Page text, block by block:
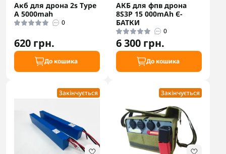
Акб для дрона 2s Type
A 5000mah
0
620 грн.
До кошика
АКБ для фпв дрона
8S3P 15 000mAh Є-
БАТКИ
0
6 300 грн.
До кошика
Закінчується Закінчується